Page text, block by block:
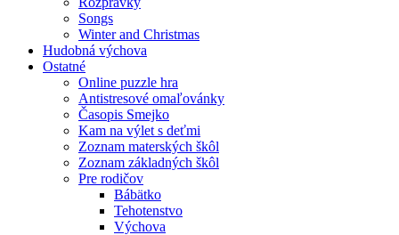
Songs
Winter and Christmas
Hudobná výchova
Ostatné
Online puzzle hra
Antistresové omaľovánky
Časopis Smejko
Kam na výlet s deťmi
Zoznam materských škôl
Zoznam základných škôl
Pre rodičov
Bábätko
Tehotenstvo
Výchova